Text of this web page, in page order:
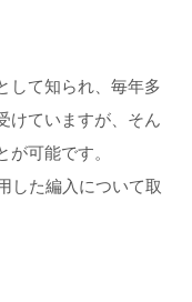
して知られ、毎年多
けていますが、そん
可能です。
した編入について取